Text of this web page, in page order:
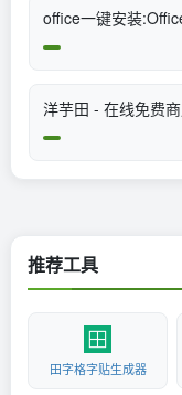
office一键安装
洋芋田 - 在线免费
推荐工具
田字格字贴生成器